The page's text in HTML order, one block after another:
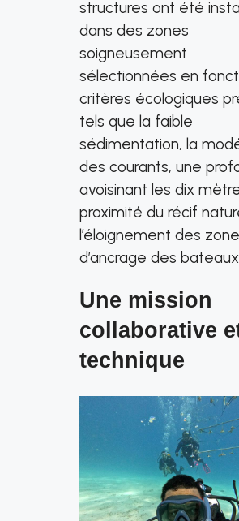
structures ont été
dans des zones
soigneusement
sélectionnées en
critères écologiques
tels que la faible
sédimentation, la
des courants, une
avoisinant les dix
proximité du récif
l’éloignement des
d’ancrage des
Une mission
collaborative
technique